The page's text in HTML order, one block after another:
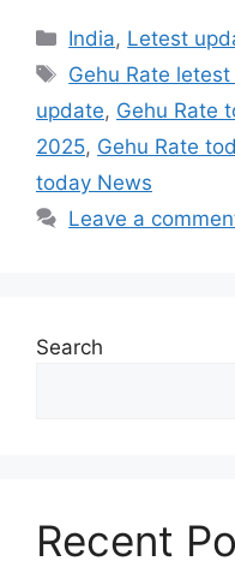
Categories
India, Letest
Tags
Gehu Rate
update, Gehu Rate
2025, Gehu Rate
today News
Leave a
Search
Recent